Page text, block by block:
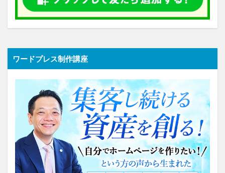
ワードプレス制作講座